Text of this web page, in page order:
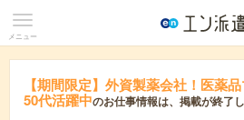
メニュー
【期間限定】外資製薬会社！医薬
50代活躍中のお仕事情報は、掲載が終了